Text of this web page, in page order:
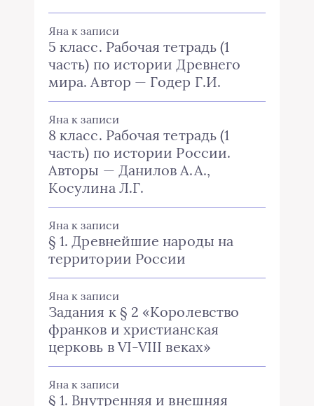
Яна к записи
5 класс. Рабочая тетрадь (1
часть) по истории Древнего
мира. Автор — Годер Г.И.
Яна к записи
8 класс. Рабочая тетрадь (1
часть) по истории России.
Авторы — Данилов А.А.,
Косулина Л.Г.
Яна к записи
§ 1. Древнейшие народы на
территории России
Яна к записи
Задания к § 2 «Королевство
франков и христианская
церковь в VI-VIII веках»
Яна к записи
§ 1. Внутренняя и внешняя